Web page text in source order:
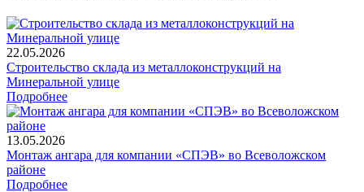
22.05.2026
Строительство склада из металлоконструкций на
Минеральной улице
Подробнее
13.05.2026
Монтаж ангара для компании «СПЭВ» во Всеволожском
районе
Подробнее